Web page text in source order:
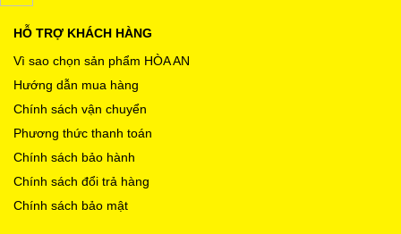
HỖ TRỢ KHÁCH HÀNG
Vì sao chọn sản phẩm HÒA AN
Hướng dẫn mua hàng
Chính sách vận chuyển
Phương thức thanh toán
Chính sách bảo hành
Chính sách đổi trả hàng
Chính sách bảo mật